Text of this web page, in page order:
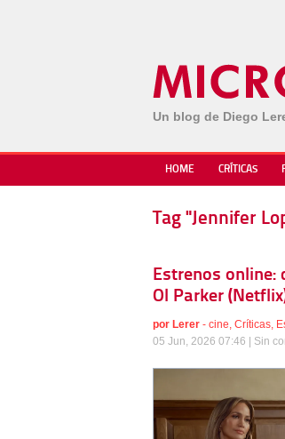
Un blog de Diego
HOME CRÍTICAS
Tag "Jennifer
Estrenos online:
Ol Parker
por Lerer - cine, Críticas,
05 Jun, 2026 07:46 | Sin